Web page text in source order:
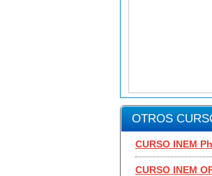
OTROS
CURSO INEM
CURSO INEM